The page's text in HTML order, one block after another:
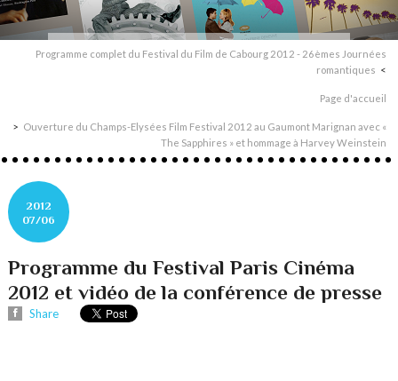
Programme complet du Festival du Film de Cabourg 2012 - 26èmes Journées
romantiques
Page d'accueil
Ouverture du Champs-Elysées Film Festival 2012 au Gaumont Marignan avec «
The Sapphires » et hommage à Harvey Weinstein
2012
07/06
Programme du Festival Paris Cinéma
2012 et vidéo de la conférence de presse
Share